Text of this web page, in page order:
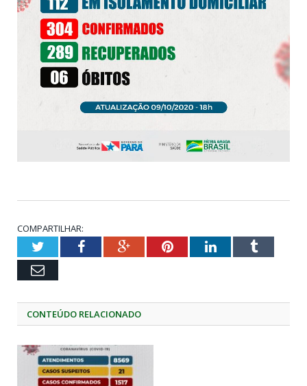
COMPARTILHAR:
TwitterFacebookGoogle+PinterestLinkedInTumblr
Email
CONTEÚDO RELACIONADO